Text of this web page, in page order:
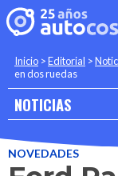
Inicio >Editorial >
en dos ruedas
NOTICIAS
NOVEDADES